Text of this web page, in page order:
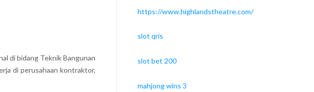
di bidang Teknik Bangunan
di perusahaan kontraktor,
https://www.highlandstheatre.com/
slot qris
slot bet 200
mahjong wins 3